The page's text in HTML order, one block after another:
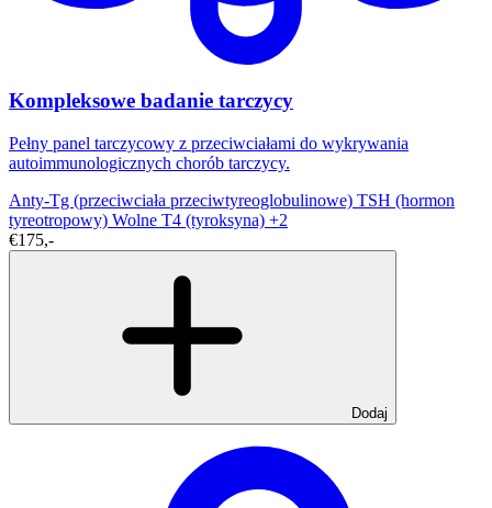
Kompleksowe badanie tarczycy
Pełny panel tarczycowy z przeciwciałami do wykrywania
autoimmunologicznych chorób tarczycy.
Anty-Tg (przeciwciała przeciwtyreoglobulinowe) TSH (hormon
tyreotropowy) Wolne T4 (tyroksyna) +2
€175,-
Dodaj